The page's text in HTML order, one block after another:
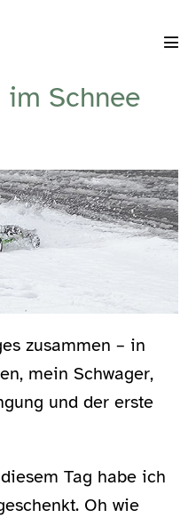
Schnee
zusammen – in
mein Schwager,
und der erste
Tag habe ich
Oh wie